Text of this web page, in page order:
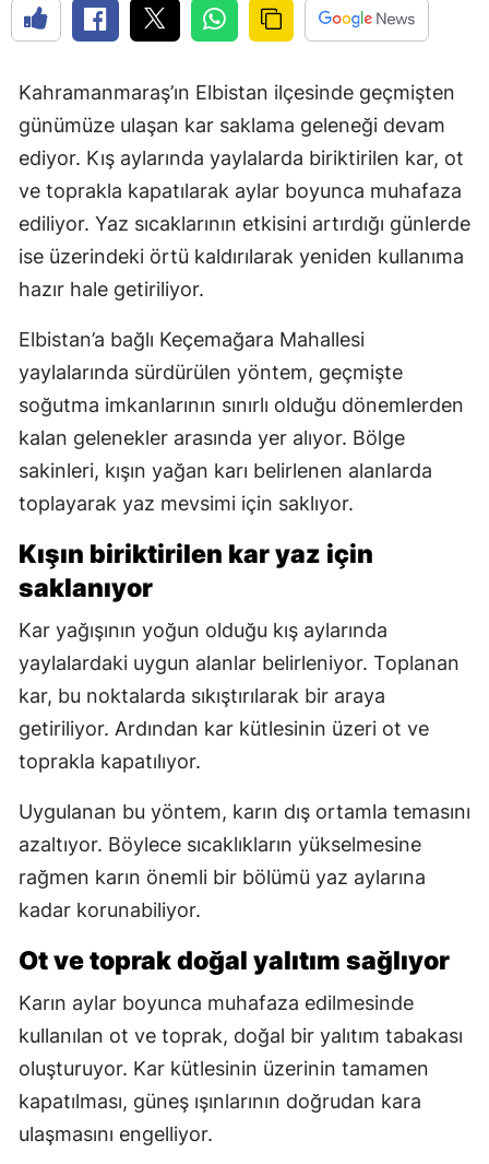
Kahramanmaraş’ın Elbistan ilçesinde geçmişten
günümüze ulaşan kar saklama geleneği devam
ediyor. Kış aylarında yaylalarda biriktirilen kar, ot
ve toprakla kapatılarak aylar boyunca muhafaza
ediliyor. Yaz sıcaklarının etkisini artırdığı günlerde
ise üzerindeki örtü kaldırılarak yeniden kullanıma
hazır hale getiriliyor.
Elbistan’a bağlı Keçemağara Mahallesi
yaylalarında sürdürülen yöntem, geçmişte
soğutma imkanlarının sınırlı olduğu dönemlerden
kalan gelenekler arasında yer alıyor. Bölge
sakinleri, kışın yağan karı belirlenen alanlarda
toplayarak yaz mevsimi için saklıyor.
Kışın biriktirilen kar yaz için
saklanıyor
Kar yağışının yoğun olduğu kış aylarında
yaylalardaki uygun alanlar belirleniyor. Toplanan
kar, bu noktalarda sıkıştırılarak bir araya
getiriliyor. Ardından kar kütlesinin üzeri ot ve
toprakla kapatılıyor.
Uygulanan bu yöntem, karın dış ortamla temasını
azaltıyor. Böylece sıcaklıkların yükselmesine
rağmen karın önemli bir bölümü yaz aylarına
kadar korunabiliyor.
Ot ve toprak doğal yalıtım sağlıyor
Karın aylar boyunca muhafaza edilmesinde
kullanılan ot ve toprak, doğal bir yalıtım tabakası
oluşturuyor. Kar kütlesinin üzerinin tamamen
kapatılması, güneş ışınlarının doğrudan kara
ulaşmasını engelliyor.